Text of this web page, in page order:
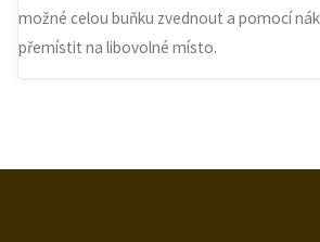
možné celou buňku zvednout a pomocí
přemístit na libovolné místo.